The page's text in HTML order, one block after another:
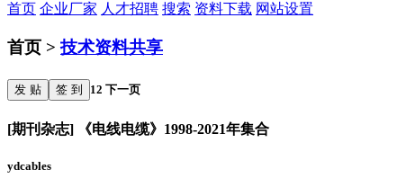
首页 企业厂家 人才招聘 搜索 资料下载 网站设置
首页 >技术资料共享
发 贴 签 到 12 下一页
[期刊杂志] 《电线电缆》1998-2021年集合
ydcables